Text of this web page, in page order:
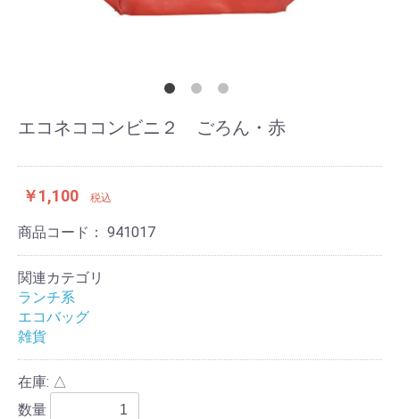
エコネココンビニ２ ごろん・赤
￥1,100 税込
商品コード： 941017
関連カテゴリ
ランチ系
エコバッグ
雑貨
在庫: △
数量